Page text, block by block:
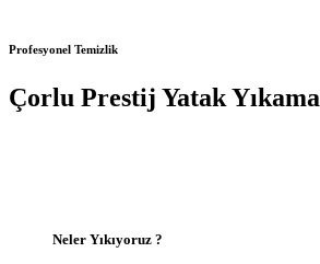
Profesyonel Temizlik
Çorlu Prestij Yatak Yıkama
Neler Yıkıyoruz ?